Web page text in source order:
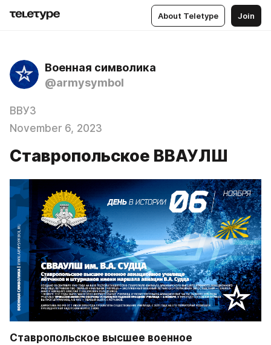
About Teletype Join
Военная символика
@armysymbol
ВВУЗ
November 6, 2023
Ставропольское ВВАУЛШ
Ставропольское высшее военное